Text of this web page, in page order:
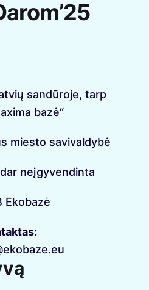
sandūroje, tarp
bazė“
miesto savivaldybė
neįgyvendinta
Ekobazė